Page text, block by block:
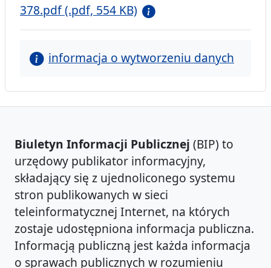
378.pdf (.pdf, 554 KB)
informacja o wytworzeniu danych
Biuletyn Informacji Publicznej (BIP) to
urzędowy publikator informacyjny,
składający się z ujednoliconego systemu
stron publikowanych w sieci
teleinformatycznej Internet, na których
zostaje udostępniona informacja publiczna.
Informacją publiczną jest każda informacja
o sprawach publicznych w rozumieniu